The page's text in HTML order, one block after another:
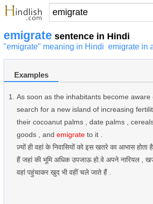
emigrate sentence in Hindi
"emigrate" meaning in Hindi emigrate in
Examples
As soon as the inhabitants become
search for a new island of increasing
their cocoanut palms , date palms ,
goods , and emigrate to it .
ज़्यों ही वहां के निवासियों को इस खतरे का आभास होता
हैं जहां की भूमि अधिक उपजाऊ हो.वे अपने नारियल ,
वहां पहुंचाकर खुद भी वहीं चले जाते हैं .